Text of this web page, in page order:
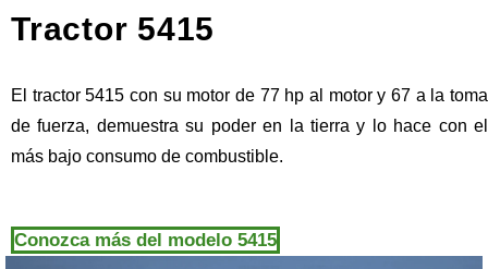
Tractor 5415
El tractor 5415 con su motor de 77 hp al motor y 67 a la toma
de fuerza, demuestra su poder en la tierra y lo hace con el
más bajo consumo de combustible.
Conozca más del modelo 5415